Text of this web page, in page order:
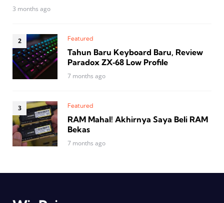
3 months ago
Featured
Tahun Baru Keyboard Baru, Review
Paradox ZX‑68 Low Profile
7 months ago
Featured
RAM Mahal! Akhirnya Saya Beli RAM
Bekas
7 months ago